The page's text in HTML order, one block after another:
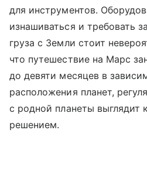
для инструментов.
изнашиваться и требовать
груза с Земли стоит
что путешествие на Марс
до девяти месяцев в
расположения планет,
с родной планеты выглядит
решением.